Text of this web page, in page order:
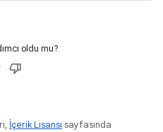
oldu mu?
İçerik Lisansı sayfasında